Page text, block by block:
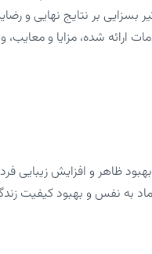
بسزایی بر نتایج نهایی و
ارائه شده، مزایا و
ظاهر و افزایش زیبایی
به نفس و بهبود کیفیت